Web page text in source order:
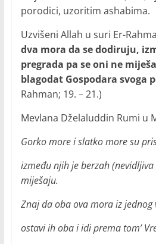
porodici, uzoritim ashabima.
Uzvišeni Allah u suri Er-
dva mora da se dodiruju,
pregrada pa se oni ne
blagodat Gospodara svoga
Rahman; 19. – 21.)
Mevlana Dželaluddin Rumi u
Gorko more i slatko more su
između njih je berzah
miješaju.
Znaj da oba ova mora iz jednog
ostavi ih oba i idi prema tom’